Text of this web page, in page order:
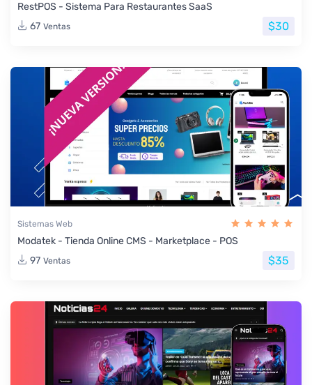
RestPOS - Sistema Para Restaurantes SaaS
67 Ventas $30
Sistemas Web
Modatek - Tienda Online CMS - Marketplace - POS
97 Ventas $35